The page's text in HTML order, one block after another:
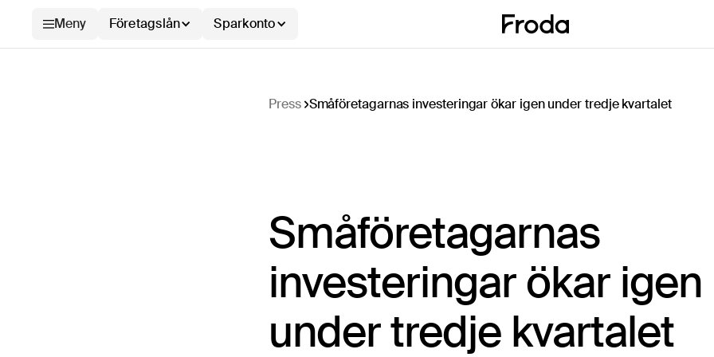
Meny Företagslån Sparkonto
Press Småföretagarnas investeringar ökar igen under tredje kvartalet
Småföretagarnas
investeringar ökar igen
under tredje kvartalet